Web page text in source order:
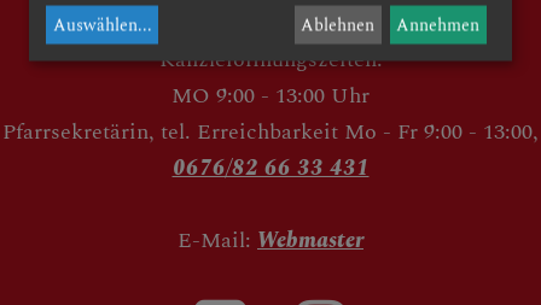
Kanzleiöffnungszeiten:
MO 9:00 - 13:00 Uhr
Pfarrsekretärin, tel. Erreichbarkeit Mo - Fr 9:00 - 13:00,
0676/82 66 33 431
E-Mail: Webmaster
Auswählen... Ablehnen Annehmen